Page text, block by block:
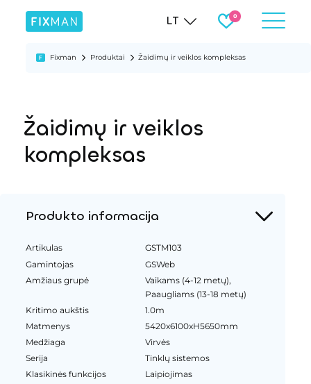
LT
Fixman Produktai Žaidimų ir veiklos kompleksas
Žaidimų ir veiklos
kompleksas
Produkto informacija
Artikulas
GSTM103
Gamintojas
GSWeb
Amžiaus grupė
Vaikams (4-12 metų),
Paaugliams (13-18 metų)
Kritimo aukštis
1.0m
Matmenys
5420x6100xH5650mm
Medžiaga
Virvės
Serija
Tinklų sistemos
Klasikinės funkcijos
Laipiojimas